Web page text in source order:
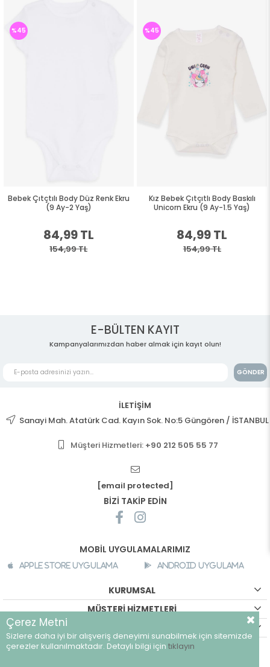
Bebek Çıtçtılı Body Düz Renk Ekru
(9 Ay-2 Yaş)
84,99 TL
154,99 TL
%45
Kız Bebek Çıtçıtlı Body Baskılı
Unicorn Ekru (9 Ay-1.5 Yaş)
84,99 TL
154,99 TL
%45
E-BÜLTEN KAYIT
Kampanyalarımızdan haber almak için kayıt olun!
GÖNDER
İLETİŞİM
Sanayi Mah. Atatürk Cad. Kayın Sok. No:5 Güngören / İSTANBUL
Müşteri Hizmetleri: +90 212 505 55 77
[email protected]
BİZİ TAKİP EDİN
MOBİL UYGULAMALARIMIZ
Apple Store Uygulama Android Uygulama
KURUMSAL
MÜŞTERİ HİZMETLERİ
©breeze.com.tr - Tüm hakları saklıdır.
Çerez Metni
Sizlere daha iyi bir alışveriş deneyimi sunabilmek için sitemizde
çerezler kullanılmaktadır. Detaylı bilgi için tıklayın